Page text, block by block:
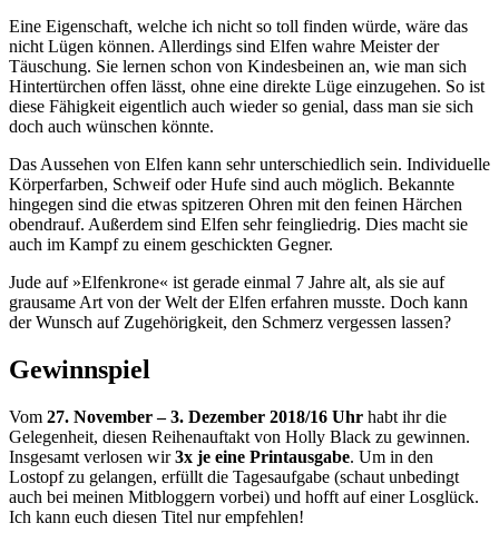
Eine Eigenschaft, welche ich nicht so toll finden würde, wäre das
nicht Lügen können. Allerdings sind Elfen wahre Meister der
Täuschung. Sie lernen schon von Kindesbeinen an, wie man sich
Hintertürchen offen lässt, ohne eine direkte Lüge einzugehen. So ist
diese Fähigkeit eigentlich auch wieder so genial, dass man sie sich
doch auch wünschen könnte.
Das Aussehen von Elfen kann sehr unterschiedlich sein. Individuelle
Körperfarben, Schweif oder Hufe sind auch möglich. Bekannte
hingegen sind die etwas spitzeren Ohren mit den feinen Härchen
obendrauf. Außerdem sind Elfen sehr feingliedrig. Dies macht sie
auch im Kampf zu einem geschickten Gegner.
Jude auf »Elfenkrone« ist gerade einmal 7 Jahre alt, als sie auf
grausame Art von der Welt der Elfen erfahren musste. Doch kann
der Wunsch auf Zugehörigkeit, den Schmerz vergessen lassen?
Gewinnspiel
Vom 27. November – 3. Dezember 2018/16 Uhr habt ihr die
Gelegenheit, diesen Reihenauftakt von Holly Black zu gewinnen.
Insgesamt verlosen wir3x je eine Printausgabe. Um in den
Lostopf zu gelangen, erfüllt die Tagesaufgabe (schaut unbedingt
auch bei meinen Mitbloggern vorbei) und hofft auf einer Losglück.
Ich kann euch diesen Titel nur empfehlen!